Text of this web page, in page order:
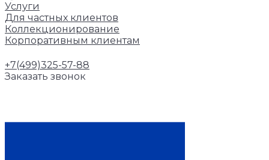
Услуги
Для частных клиентов
Коллекционирование
Корпоративным клиентам
+7(499)325-57-88
Заказать звонок